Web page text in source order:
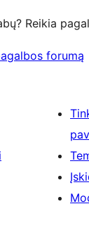
Reikia
forumą